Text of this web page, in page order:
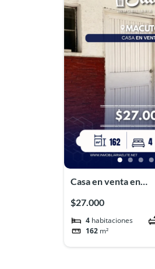
Casa en venta en
$27.000
4 habitaciones
162 m²